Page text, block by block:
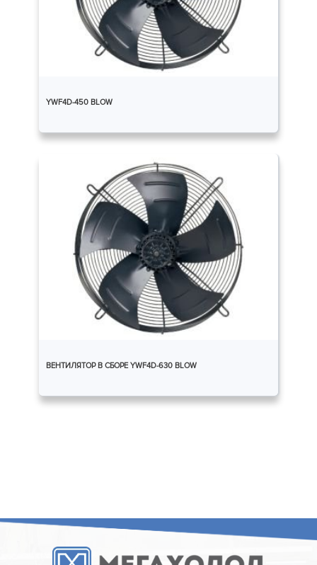
YWF4D-450 BLOW
ВЕНТИЛЯТОР В СБОРЕ YWF4D-630 BLOW